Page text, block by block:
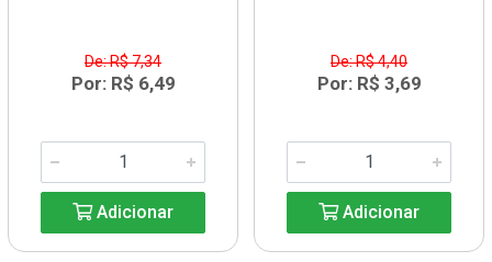
De: R$ 7,34
Por: R$ 6,49
Adicionar
De: R$ 4,40
Por: R$ 3,69
Adicionar